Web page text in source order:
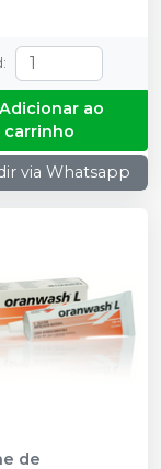
:
Adicionar ao
carrinho
via Whatsapp
de